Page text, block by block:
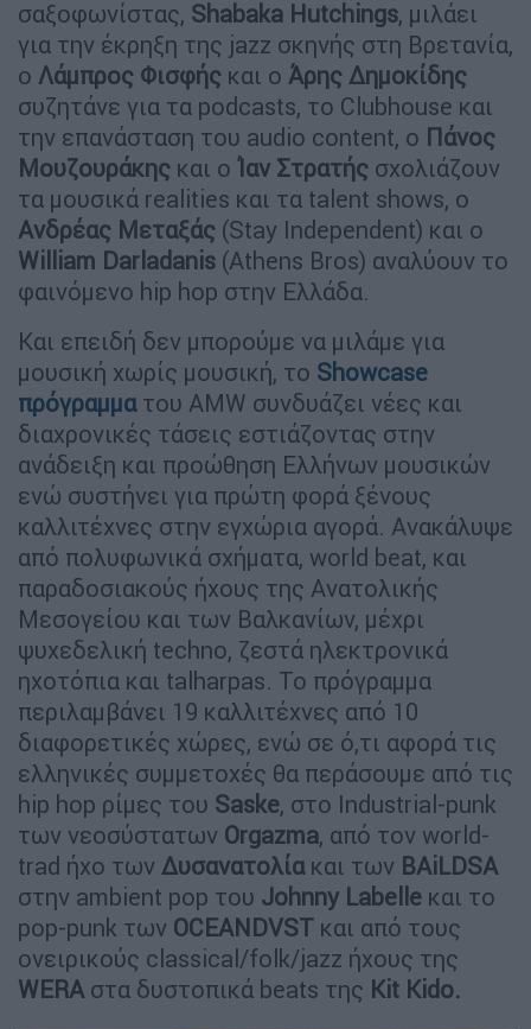
σαξοφωνίστας, Shabaka Hutchings, μιλάει
για την έκρηξη της jazz σκηνής στη Βρετανία,
ο Λάμπρος Φισφής και ο Άρης Δημοκίδης
συζητάνε για τα podcasts, το Clubhouse και
την επανάσταση του audio content, ο Πάνος
Μουζουράκης και ο Ίαν Στρατής σχολιάζουν
τα μουσικά realities και τα talent shows, o
Ανδρέας Μεταξάς (Stay Independent) και ο
William Darladanis (Athens Bros) αναλύουν το
φαινόμενο hip hop στην Ελλάδα.
Και επειδή δεν μπορούμε να μιλάμε για
μουσική χωρίς μουσική, το Showcase
πρόγραμματου AMW συνδυάζει νέες και
διαχρονικές τάσεις εστιάζοντας στην
ανάδειξη και προώθηση Ελλήνων μουσικών
ενώ συστήνει για πρώτη φορά ξένους
καλλιτέχνες στην εγχώρια αγορά. Ανακάλυψε
από πολυφωνικά σχήματα, world beat, και
παραδοσιακούς ήχους της Ανατολικής
Μεσογείου και των Βαλκανίων, μέχρι
ψυχεδελική techno, ζεστά ηλεκτρονικά
ηχοτόπια και talharpas. Το πρόγραμμα
περιλαμβάνει 19 καλλιτέχνες από 10
διαφορετικές χώρες, ενώ σε ό,τι αφορά τις
ελληνικές συμμετοχές θα περάσουμε από τις
hip hop ρίμες του Saske, στο Industrial-punk
των νεοσύστατων Orgazma, από τον world-
trad ήχο των Δυσανατολίακαι των BAiLDSA
στην ambient pop του Johnny Labelle και το
pop-punk των OCEANDVST και από τους
ονειρικούς classical/folk/jazz ήχους της
WERA στα δυστοπικά beats της Kit Kido.